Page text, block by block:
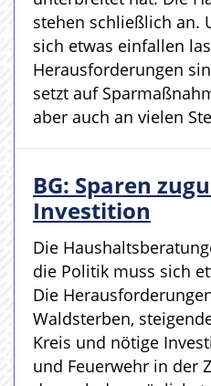
stehen schließlich an.
sich etwas einfallen
Herausforderungen
setzt auf
aber auch an vielen
BG: Sparen
Investition
Die
die Politik muss sich
Die
Waldsterben,
Kreis und nötige
und Feuerwehr in der